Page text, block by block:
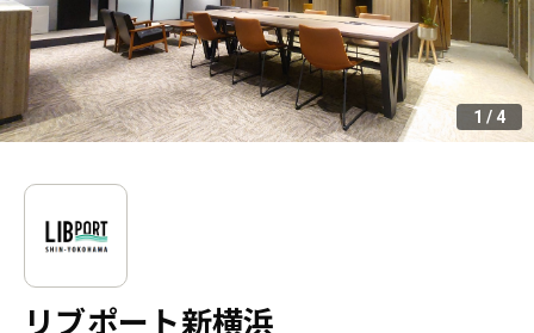
1 / 4
リブポート新横浜